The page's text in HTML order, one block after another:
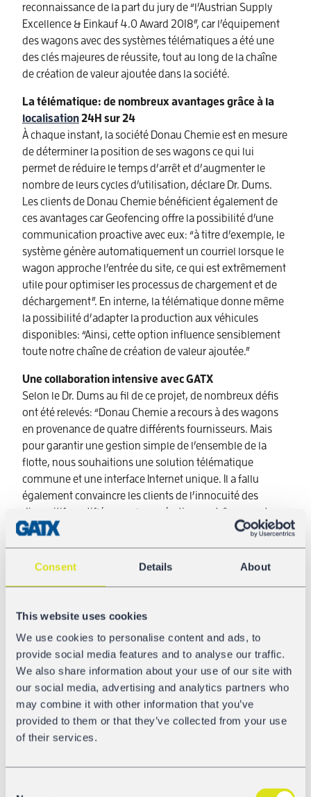
Consent Details About
This website uses cookies
We use cookies to personalise content and ads, to
provide social media features and to analyse our traffic.
We also share information about your use of our site with
our social media, advertising and analytics partners who
may combine it with other information that you’ve
provided to them or that they’ve collected from your use
of their services.
reconnaissance de la part du jury de “l’Austrian Supply
Excellence & Einkauf 4.0 Award 2018”, car l’équipement
des wagons avec des systèmes télématiques a été une
des clés majeures de réussite, tout au long de la chaîne
de création de valeur ajoutée dans la société.
La télématique: de nombreux avantages grâce à la
localisation24H sur 24
À chaque instant, la société Donau Chemie est en mesure
de déterminer la position de ses wagons ce qui lui
permet de réduire le temps d’arrêt et d’augmenter le
nombre de leurs cycles d’utilisation, déclare Dr. Dums.
Les clients de Donau Chemie bénéficient également de
ces avantages car Geofencing offre la possibilité d’une
communication proactive avec eux: “à titre d’exemple, le
système génère automatiquement un courriel lorsque le
wagon approche l’entrée du site, ce qui est extrêmement
utile pour optimiser les processus de chargement et de
déchargement”. En interne, la télématique donne même
la possibilité d’adapter la production aux véhicules
disponibles: “Ainsi, cette option influence sensiblement
toute notre chaîne de création de valeur ajoutée.”
Une collaboration intensive avec GATX
Selon le Dr. Dums au fil de ce projet, de nombreux défis
ont été relevés: “Donau Chemie a recours à des wagons
en provenance de quatre différents fournisseurs. Mais
pour garantir une gestion simple de l’ensemble de la
flotte, nous souhaitions une solution télématique
commune et une interface Internet unique. Il a fallu
également convaincre les clients de l’innocuité des
dispositifs certifiés pour les opérations extrêmement
sensibles de chargement et déchargement.”
l’étude jusqu’à la mise en œuvre du projet a su maîtrisé
en étroite collaboration avec Donau Chemie l’ensemble
montage de la télématique, un mode opératoire
économique a été élaboré, sans la moindre conséquence
sur les processus: “nos employés ont été formés par
GATX, pour le montage intra-muros des dispositifs sur
les wagons et ceci en adéquation avec nos contraintes au
regard de notre activité. La manipulation de l’interface
Internet a également fait l’objet d’une initiation détaillée.
L’équipe GATX nous a épaulés à chaque instant, avec une
rapport à nos exigences et un portail individuel intégrant